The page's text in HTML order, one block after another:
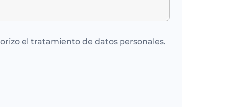
el tratamiento de datos personales.